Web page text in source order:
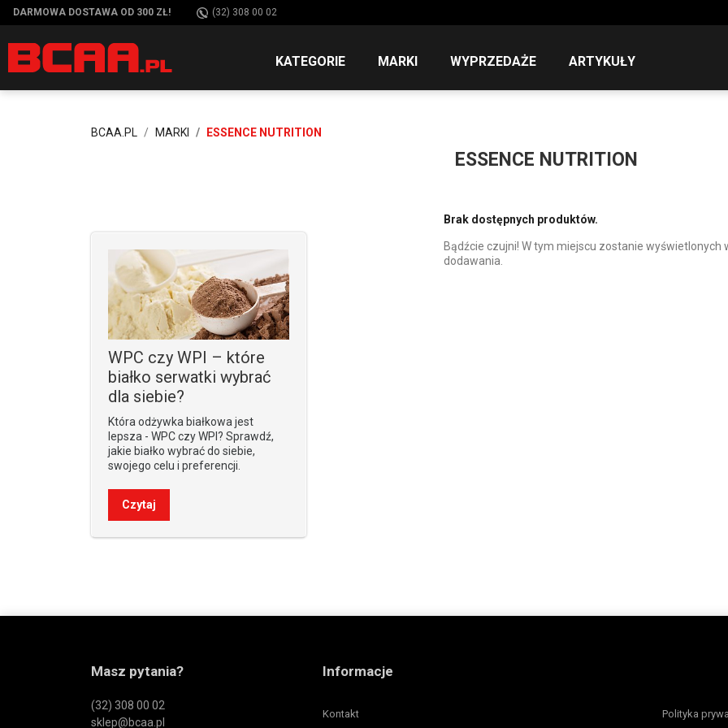
DARMOWA DOSTAWA OD 300 ZŁ! (32) 308 00 02
KATEGORIE MARKI WYPRZEDAŻE ARTYKUŁY
BCAA.PL MARKI ESSENCE NUTRITION
ESSENCE NUTRITION
WPC czy WPI – które
białko serwatki wybrać
dla siebie?
Która odżywka białkowa jest
lepsza - WPC czy WPI? Sprawdź,
jakie białko wybrać do siebie,
swojego celu i preferencji.
Czytaj
Brak dostępnych produktów.
Bądźcie czujni! W tym miejscu zostanie wyświetlonych
dodawania.
Masz pytania?
(32) 308 00 02
sklep@bcaa.pl
Informacje
Kontakt Polityka